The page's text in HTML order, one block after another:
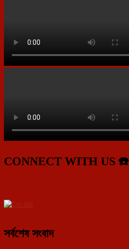
CONNECT WITH US ☎️
সর্বশেষ সংবাদ